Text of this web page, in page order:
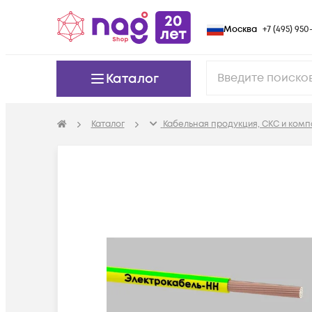
Москва +7 (495) 950-
Каталог
Каталог Кабельная продукция, СКС и